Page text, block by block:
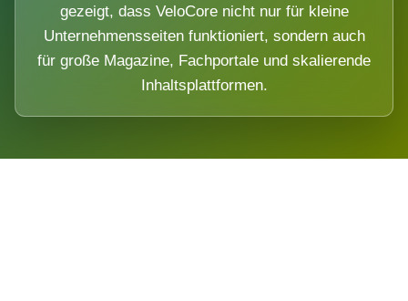
gezeigt, dass VeloCore nicht nur für kleine
Unternehmensseiten funktioniert, sondern auch
für große Magazine, Fachportale und skalierende
Inhaltsplattformen.